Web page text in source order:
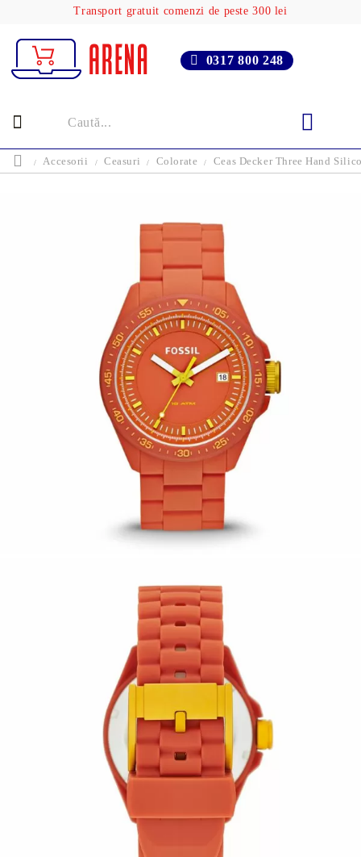
Transport gratuit comenzi de peste 300 lei
0317 800 248
Accesorii Ceasuri Colorate Ceas Decker Three Hand